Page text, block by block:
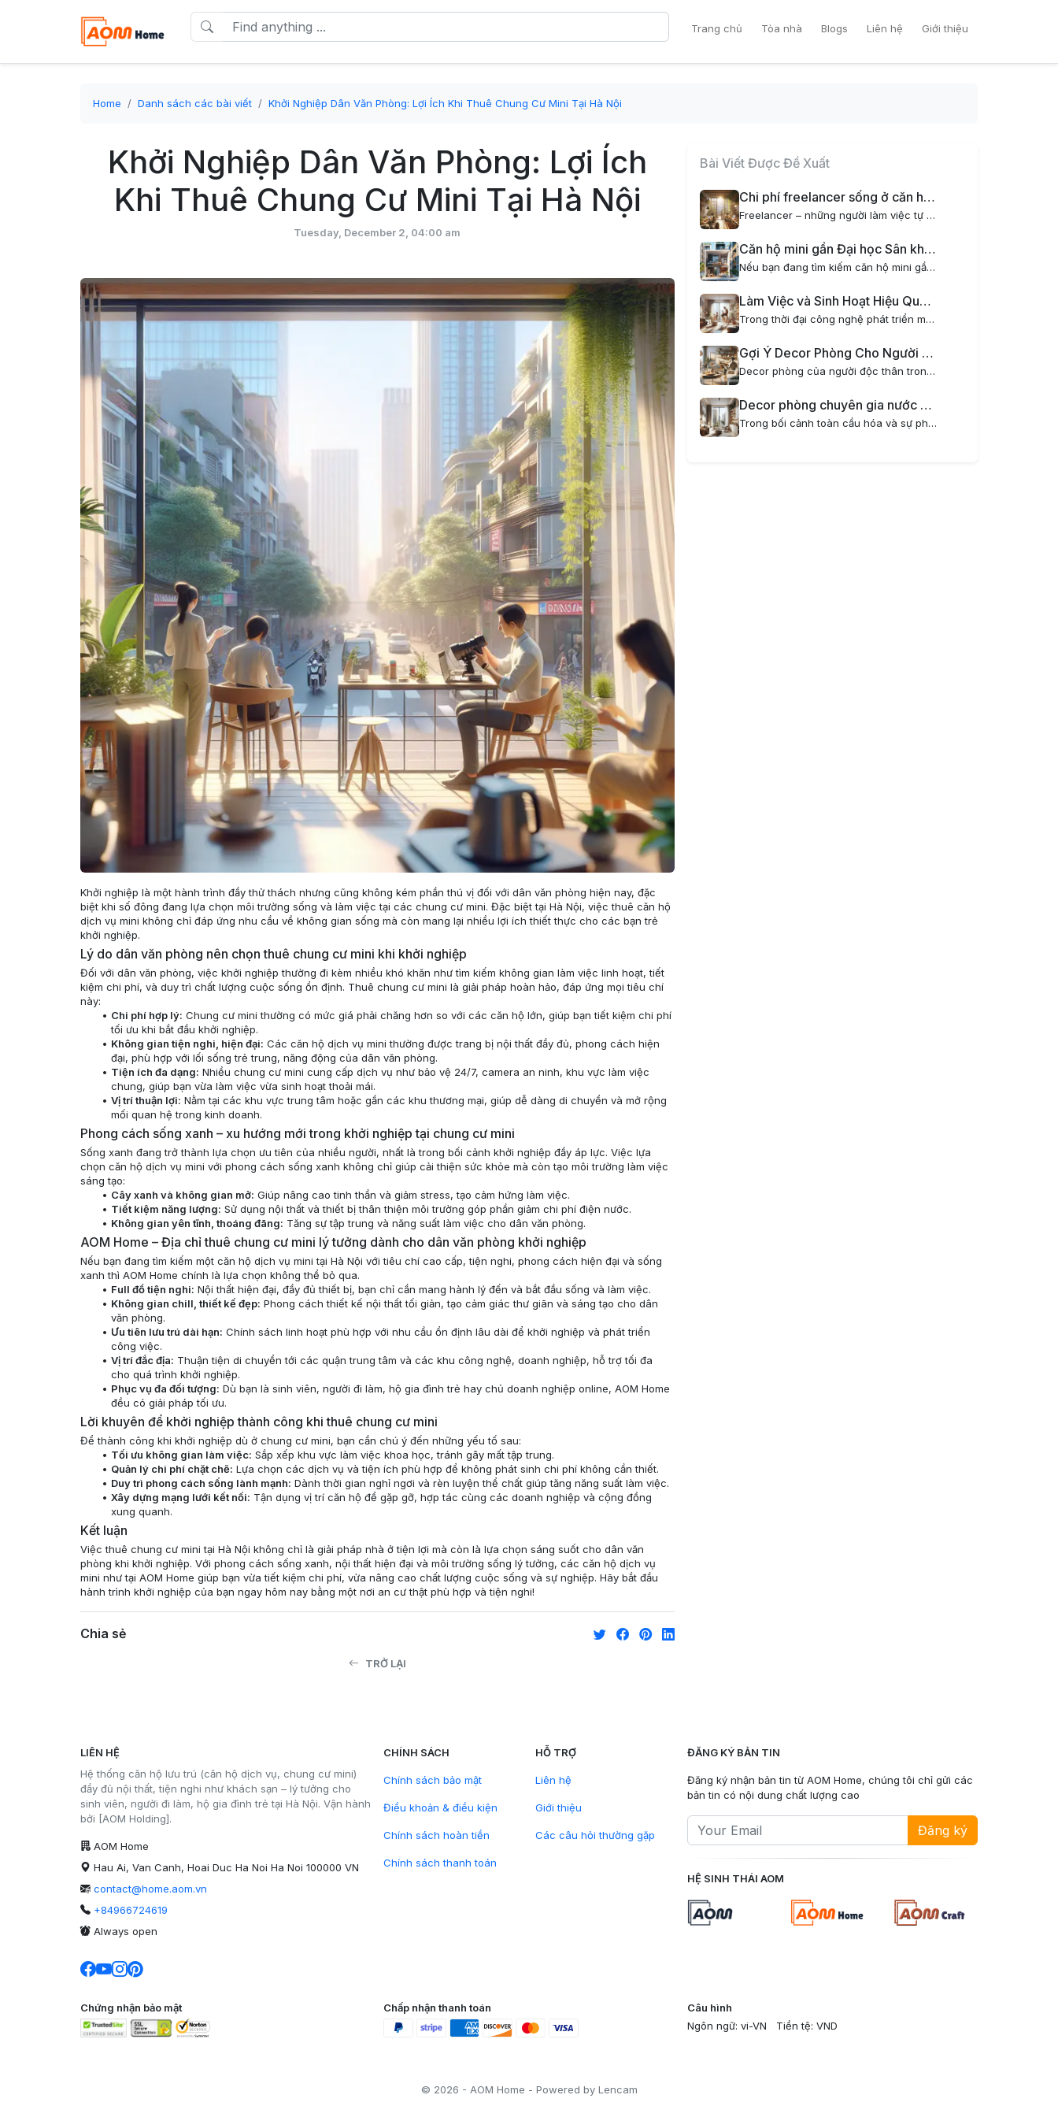
Trang chủ Tòa nhà Blogs Liên hệ Giới thiệu
Home Danh sách các bài viết Khởi Nghiệp Dân Văn Phòng: Lợi Ích Khi Thuê Chung Cư Mini Tại Hà Nội
Khởi Nghiệp Dân Văn Phòng: Lợi Ích
Khi Thuê Chung Cư Mini Tại Hà Nội
Tuesday, December 2, 04:00 am
Khởi nghiệp là một hành trình đầy thử thách nhưng cũng không kém phần thú vị đối với dân văn phòng hiện nay, đặc
biệt khi số đông đang lựa chọn môi trường sống và làm việc tại các chung cư mini. Đặc biệt tại Hà Nội, việc thuê căn hộ
dịch vụ mini không chỉ đáp ứng nhu cầu về không gian sống mà còn mang lại nhiều lợi ích thiết thực cho các bạn trẻ
khởi nghiệp.
Lý do dân văn phòng nên chọn thuê chung cư mini khi khởi nghiệp
Đối với dân văn phòng, việc khởi nghiệp thường đi kèm nhiều khó khăn như tìm kiếm không gian làm việc linh hoạt, tiết
kiệm chi phí, và duy trì chất lượng cuộc sống ổn định. Thuê chung cư mini là giải pháp hoàn hảo, đáp ứng mọi tiêu chí
này:
Chi phí hợp lý: Chung cư mini thường có mức giá phải chăng hơn so với các căn hộ lớn, giúp bạn tiết kiệm chi phí
tối ưu khi bắt đầu khởi nghiệp.
Không gian tiện nghi, hiện đại: Các căn hộ dịch vụ mini thường được trang bị nội thất đầy đủ, phong cách hiện
đại, phù hợp với lối sống trẻ trung, năng động của dân văn phòng.
Tiện ích đa dạng: Nhiều chung cư mini cung cấp dịch vụ như bảo vệ 24/7, camera an ninh, khu vực làm việc
chung, giúp bạn vừa làm việc vừa sinh hoạt thoải mái.
Vị trí thuận lợi: Nằm tại các khu vực trung tâm hoặc gần các khu thương mại, giúp dễ dàng di chuyển và mở rộng
mối quan hệ trong kinh doanh.
Phong cách sống xanh – xu hướng mới trong khởi nghiệp tại chung cư mini
Sống xanh đang trở thành lựa chọn ưu tiên của nhiều người, nhất là trong bối cảnh khởi nghiệp đầy áp lực. Việc lựa
chọn căn hộ dịch vụ mini với phong cách sống xanh không chỉ giúp cải thiện sức khỏe mà còn tạo môi trường làm việc
sáng tạo:
Cây xanh và không gian mở: Giúp nâng cao tinh thần và giảm stress, tạo cảm hứng làm việc.
Tiết kiệm năng lượng: Sử dụng nội thất và thiết bị thân thiện môi trường góp phần giảm chi phí điện nước.
Không gian yên tĩnh, thoáng đãng: Tăng sự tập trung và năng suất làm việc cho dân văn phòng.
AOM Home – Địa chỉ thuê chung cư mini lý tưởng dành cho dân văn phòng khởi nghiệp
Nếu bạn đang tìm kiếm một căn hộ dịch vụ mini tại Hà Nội với tiêu chí cao cấp, tiện nghi, phong cách hiện đại và sống
xanh thì AOM Home chính là lựa chọn không thể bỏ qua.
Full đồ tiện nghi: Nội thất hiện đại, đầy đủ thiết bị, bạn chỉ cần mang hành lý đến và bắt đầu sống và làm việc.
Không gian chill, thiết kế đẹp: Phong cách thiết kế nội thất tối giản, tạo cảm giác thư giãn và sáng tạo cho dân
văn phòng.
Ưu tiên lưu trú dài hạn: Chính sách linh hoạt phù hợp với nhu cầu ổn định lâu dài để khởi nghiệp và phát triển
công việc.
Vị trí đắc địa: Thuận tiện di chuyển tới các quận trung tâm và các khu công nghệ, doanh nghiệp, hỗ trợ tối đa
cho quá trình khởi nghiệp.
Phục vụ đa đối tượng: Dù bạn là sinh viên, người đi làm, hộ gia đình trẻ hay chủ doanh nghiệp online, AOM Home
đều có giải pháp tối ưu.
Lời khuyên để khởi nghiệp thành công khi thuê chung cư mini
Để thành công khi khởi nghiệp dù ở chung cư mini, bạn cần chú ý đến những yếu tố sau:
Tối ưu không gian làm việc: Sắp xếp khu vực làm việc khoa học, tránh gây mất tập trung.
Quản lý chi phí chặt chẽ: Lựa chọn các dịch vụ và tiện ích phù hợp để không phát sinh chi phí không cần thiết.
Duy trì phong cách sống lành mạnh: Dành thời gian nghỉ ngơi và rèn luyện thể chất giúp tăng năng suất làm việc.
Xây dựng mạng lưới kết nối: Tận dụng vị trí căn hộ để gặp gỡ, hợp tác cùng các doanh nghiệp và cộng đồng
xung quanh.
Kết luận
Việc thuê chung cư mini tại Hà Nội không chỉ là giải pháp nhà ở tiện lợi mà còn là lựa chọn sáng suốt cho dân văn
phòng khi khởi nghiệp. Với phong cách sống xanh, nội thất hiện đại và môi trường sống lý tưởng, các căn hộ dịch vụ
mini như tại AOM Home giúp bạn vừa tiết kiệm chi phí, vừa nâng cao chất lượng cuộc sống và sự nghiệp. Hãy bắt đầu
hành trình khởi nghiệp của bạn ngay hôm nay bằng một nơi an cư thật phù hợp và tiện nghi!
Chia sẻ
TRỞ LẠI
Bài Viết Được Đề Xuất
Chi phí freelancer sống ở căn hộ mini tại Hà Nội có gì đặc biệt?
Freelancer – những người làm việc tự do đang ngày càng trở nên phổ biến tại Việt Nam, đặc biệt là tại các thành phố lớn như Hà Nội. Một trong những yếu tố quan trọng ảnh hưởng đến cuộc sống và công việc của freelancer chính là chi phí sinh hoạt, đặc...
Căn hộ mini gần Đại học Sân khấu Điện ảnh – Nơi lý tưởng cho sinh viên và người đi làm
Nếu bạn đang tìm kiếm căn hộ mini gần Đại học Sân khấu Điện ảnh, AOM Home là lựa chọn hoàn hảo dành cho bạn. Với vị trí đắc địa, tiện nghi hiện đại và phong cách sống xanh kết hợp thiết kế nội thất chill, AOM Home mang đến không gian sống tiện nghi,...
Làm Việc và Sinh Hoạt Hiệu Quả Cho Gia Đình Trẻ Khi Thuê Chung Cư Mini
Trong thời đại công nghệ phát triển mạnh mẽ, xu hướng làm việc tại nhà ngày càng phổ biến, đặc biệt đối với các gia đình trẻ. Tuy nhiên, không phải ai cũng có không gian lý tưởng để vừa làm việc vừa sinh hoạt thoải mái. Đó là lý do thuê chung cư...
Gợi Ý Decor Phòng Cho Người Độc Thân Trong Chung Cư Mini Hiện Đại
Decor phòng của người độc thân trong chung cư mini là một nghệ thuật thú vị, giúp biến không gian sống trở nên tiện nghi, phong cách và thể hiện cá tính riêng. Đặc biệt với những ai yêu thích sự tối giản, hiện đại nhưng vẫn muốn có một không gian...
Decor phòng chuyên gia nước ngoài sống tại căn hộ mini sang trọng và tiện nghi
Trong bối cảnh toàn cầu hóa và sự phát triển mạnh mẽ của các doanh nghiệp quốc tế tại Hà Nội, nhu cầu về căn hộ dịch vụ mini cho chuyên gia nước ngoài ngày càng tăng cao. Việc decor phòng dành cho chuyên gia nước ngoài không chỉ đòi hỏi sự hiện đại,...
LIÊN HỆ
Hệ thống căn hộ lưu trú (căn hộ dịch vụ, chung cư mini)
đầy đủ nội thất, tiện nghi như khách sạn – lý tưởng cho
sinh viên, người đi làm, hộ gia đình trẻ tại Hà Nội. Vận hành
bởi [AOM Holding].
AOM Home
Hau Ai, Van Canh, Hoai Duc Ha Noi Ha Noi 100000 VN
contact@home.aom.vn
+84966724619
Always open
CHÍNH SÁCH
Chính sách bảo mật
Điều khoản & điều kiện
Chính sách hoàn tiền
Chính sách thanh toán
HỖ TRỢ
Liên hệ
Giới thiệu
Các câu hỏi thường gặp
ĐĂNG KÝ BẢN TIN
Đăng ký nhận bản tin từ AOM Home, chúng tôi chỉ gửi các
bản tin có nội dung chất lượng cao
Đăng ký
HỆ SINH THÁI AOM
Chứng nhận bảo mật Chấp nhận thanh toán
Câu hình
Ngôn ngữ: vi-VN
Tiền tệ: VND
© 2026 - AOM Home - Powered by Lencam